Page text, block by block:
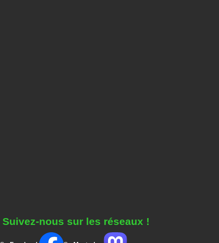
Suivez-nous sur les réseaux !